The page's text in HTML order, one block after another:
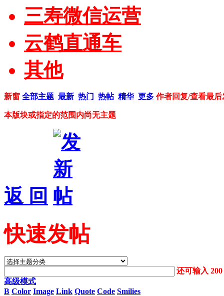
三寿微信运营
云鹤直通车
其他
新窗 全部主题 最新 热门 热帖 精华 更多 作者回复/查看最后
本版块或指定的范围内尚无主题
返 回
快速发帖
还可输入200
高级模式
B Color Image Link Quote Code Smilies